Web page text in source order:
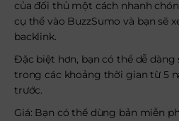
của đối thủ một cách nhanh
cụ thể vào BuzzSumo và bạn sẽ
backlink.
Đặc biệt hơn, bạn có thể dễ dàng
trong các khoảng thời gian từ 5
trước.
Giá: Bạn có thể dùng bản miễn